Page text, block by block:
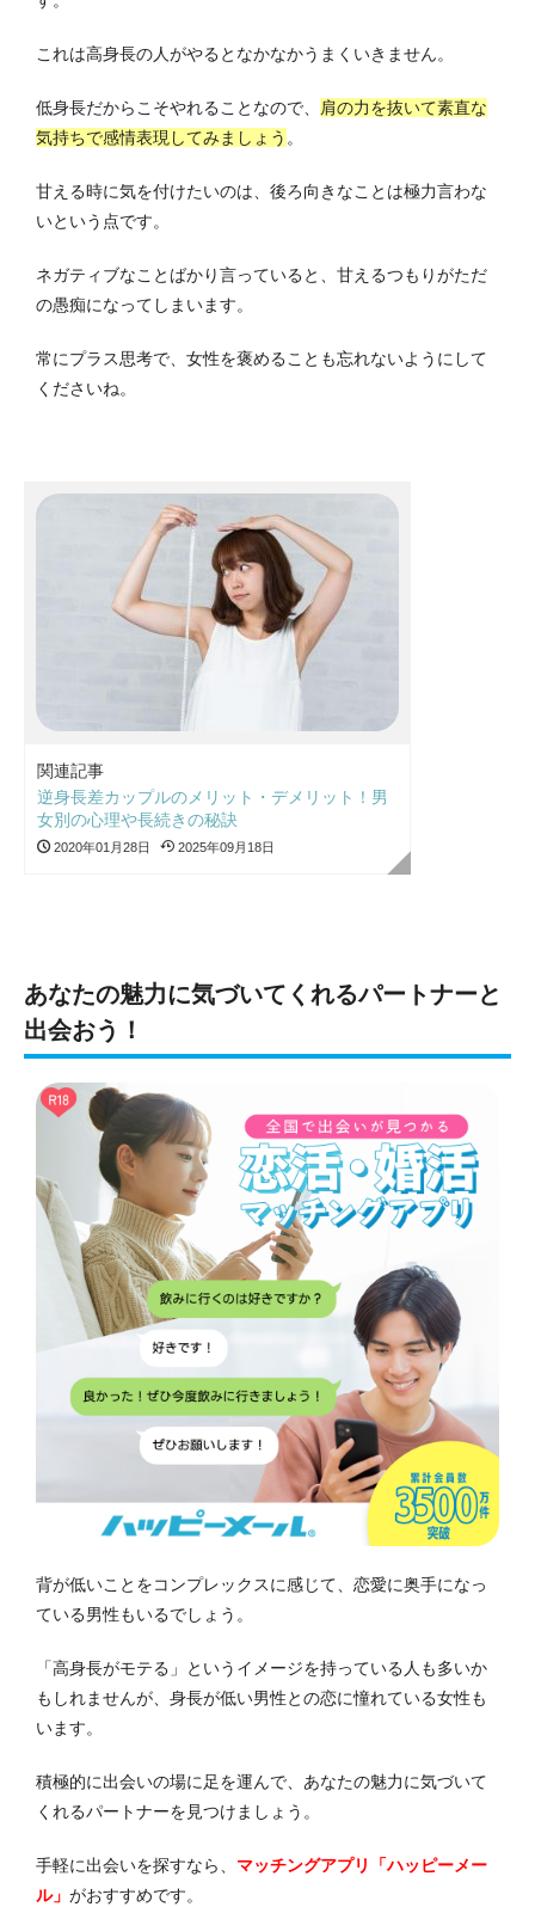
これは高身長の人がやるとなかなかうまくいきません。
低身長だからこそやれることなので、
肩の力を抜いて素直な
気持ちで感情表現してみましょう 。
甘える時に気を付けたいのは、後ろ向きなことは極力言わな
いという点です。
ネガティブなことばかり言っていると、甘えるつもりがただ
の愚痴になってしまいます。
常にプラス思考で、女性を褒めることも忘れないようにして
くださいね。
関連記事
逆身長差カップルのメリット・デメリット！男
女別の心理や長続きの秘訣
2020年01月28日 2025年09月18日
あなたの魅力に気づいてくれるパートナーと
出会おう！
背が低いことをコンプレックスに感じて、恋愛に奥手になっ
ている男性もいるでしょう。
「高身長がモテる」というイメージを持っている人も多いか
もしれませんが、身長が低い男性との恋に憧れている女性も
います。
積極的に出会いの場に足を運んで、あなたの魅力に気づいて
くれるパートナーを見つけましょう。
手軽に出会いを探すなら、 マッチングアプリ「ハッピーメー
ル」 がおすすめです。